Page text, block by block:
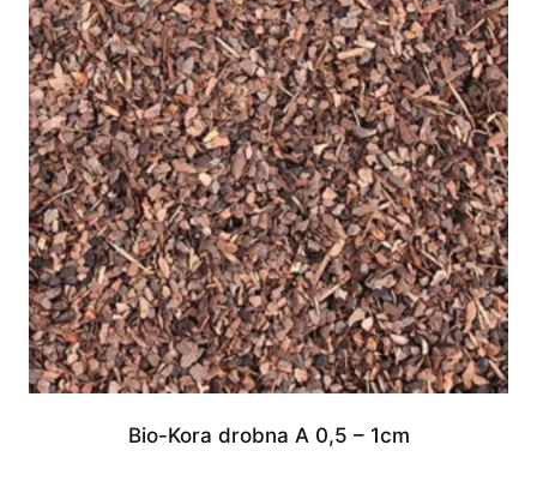
Bio-Kora drobna A 0,5 – 1cm